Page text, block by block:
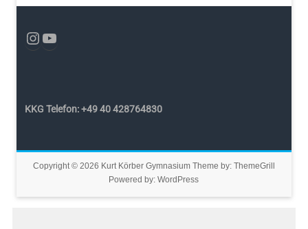
KKG Telefon: +49 40 428764830
Copyright © 2026 Kurt Körber GymnasiumTheme by: ThemeGrill
Powered by:WordPress